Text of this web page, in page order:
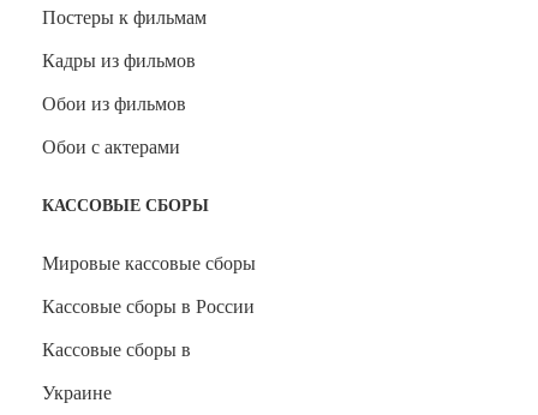
Постеры к фильмам
Кадры из фильмов
Обои из фильмов
Обои с актерами
КАССОВЫЕ СБОРЫ
Мировые кассовые сборы
Кассовые сборы в России
Кассовые сборы в
Украине